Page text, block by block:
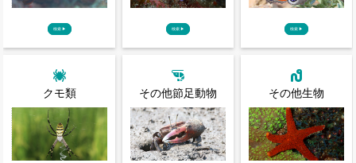
検索 ▶ 検索 ▶ 検索 ▶
クモ類 その他節足動物 その他生物